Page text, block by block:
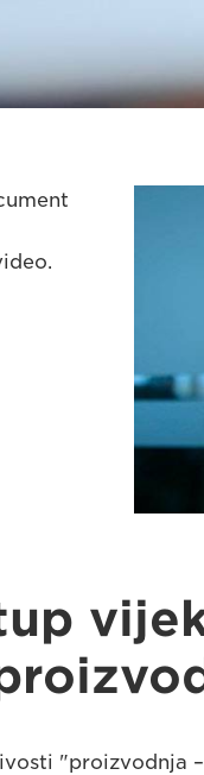
"proizvodnja